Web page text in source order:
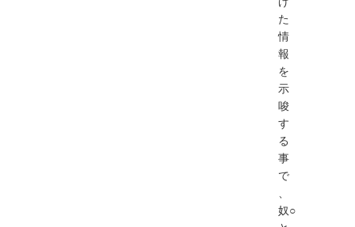
た
情
報
を
示
唆
す
る
事
で
、
奴○